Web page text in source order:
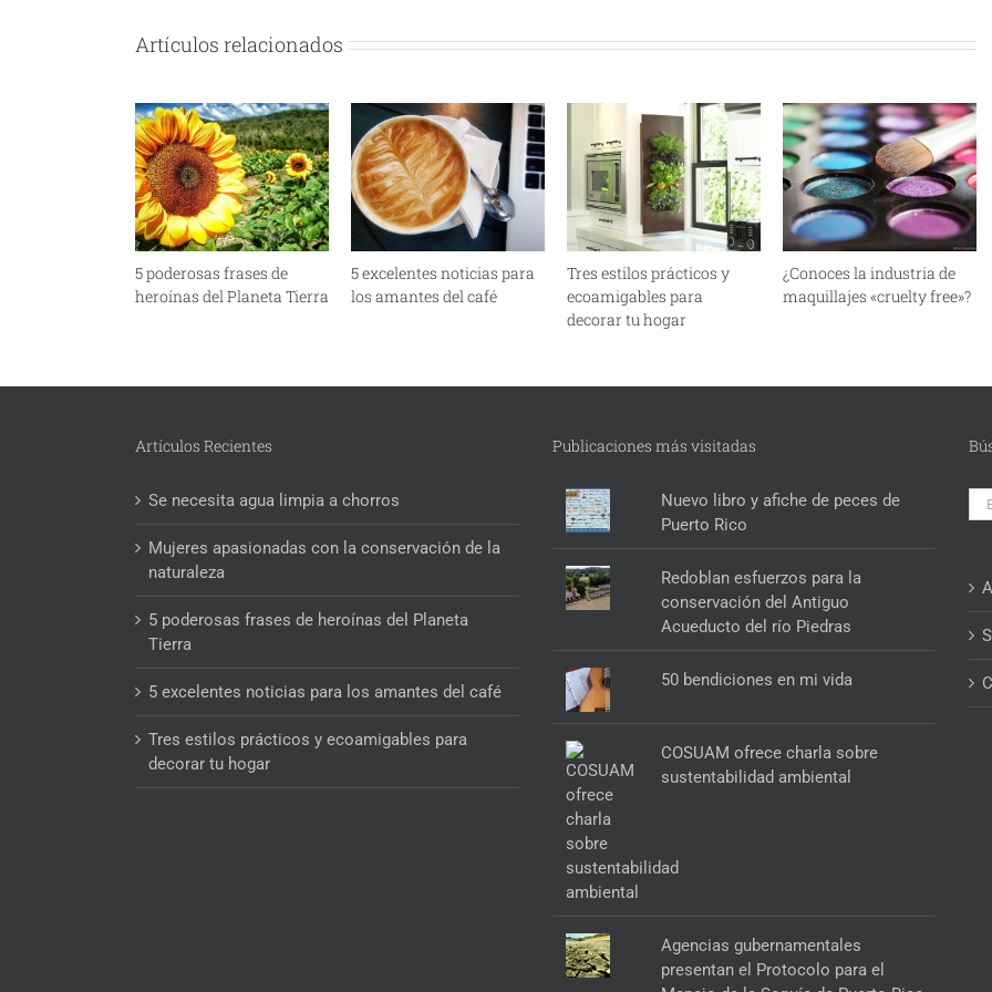
Artículos relacionados
5 poderosas frases de
heroínas del Planeta Tierra
5 excelentes noticias para
los amantes del café
Tres estilos prácticos y
ecoamigables para
decorar tu hogar
¿Conoces la industria de
maquillajes «cruelty free»?
Artículos Recientes
Se necesita agua limpia a chorros
Mujeres apasionadas con la conservación de la
naturaleza
5 poderosas frases de heroínas del Planeta
Tierra
5 excelentes noticias para los amantes del café
Tres estilos prácticos y ecoamigables para
decorar tu hogar
Publicaciones más visitadas
Nuevo libro y afiche de peces de
Puerto Rico
Redoblan esfuerzos para la
conservación del Antiguo
Acueducto del río Piedras
50 bendiciones en mi vida
COSUAM ofrece charla sobre
sustentabilidad ambiental
Agencias gubernamentales
presentan el Protocolo para el